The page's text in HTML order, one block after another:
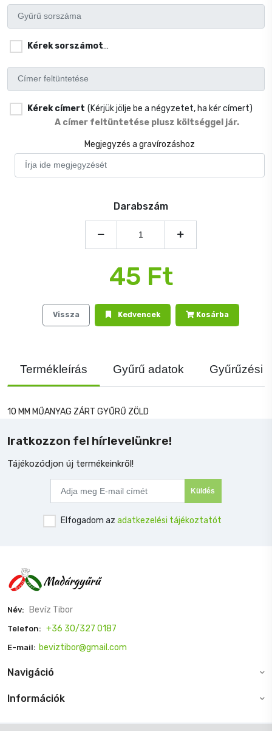
Kérek sorszámot(Kérjük jölje be a négyzetet, ha kér
Kérek címert (Kérjük jölje be a négyzetet, ha kér címert)
A címer feltüntetése plusz költséggel jár.
Megjegyzés a gravírozáshoz
Darabszám
45 Ft
Vissza Kedvencek Kosárba
Termékleírás Gyűrű adatok Gyűrűzési
10 MM MŰANYAG ZÁRT GYŰRŰ ZÖLD
Iratkozzon fel hírlevelünkre!
Tájékozódjon új termékeinkről!
Küldés
Elfogadom az adatkezelési tájékoztatót
Név: Bevíz Tibor
Telefon: +36 30/327 0187
E-mail: beviztibor@gmail.com
Navigáció
Információk